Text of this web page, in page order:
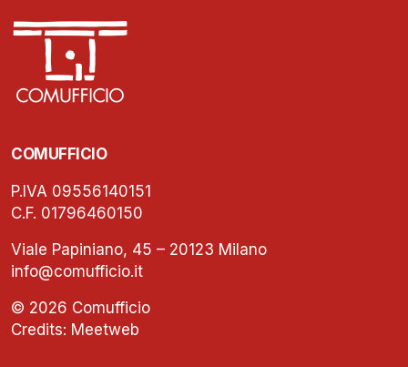
COMUFFICIO
P.IVA 09556140151
C.F. 01796460150
Viale Papiniano, 45 – 20123 Milano
info@comufficio.it
© 2026 Comufficio
Credits: Meetweb